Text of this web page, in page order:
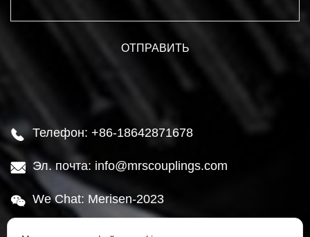
 Телефон: +86-18642871678
 Эл. почта: info@mrscouplings.com
 We Chat: Merisen-2023